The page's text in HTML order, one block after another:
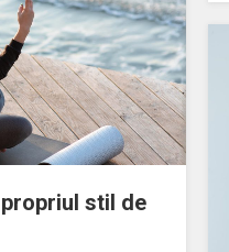
stil de